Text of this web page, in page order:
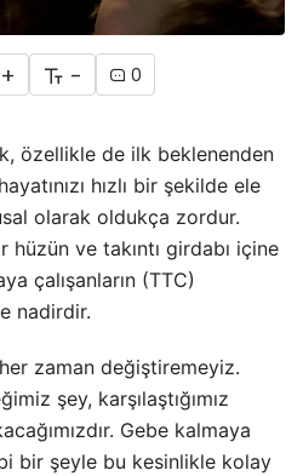
+ - 0
özellikle de ilk beklenenden
hızlı bir şekilde ele
olarak oldukça zordur.
hüzün ve takıntı girdabı içine
çalışanların (TTC)
nadirdir.
her zaman değiştiremeyiz.
şey, karşılaştığımız
Gebe kalmaya
bir şeyle bu kesinlikle kolay